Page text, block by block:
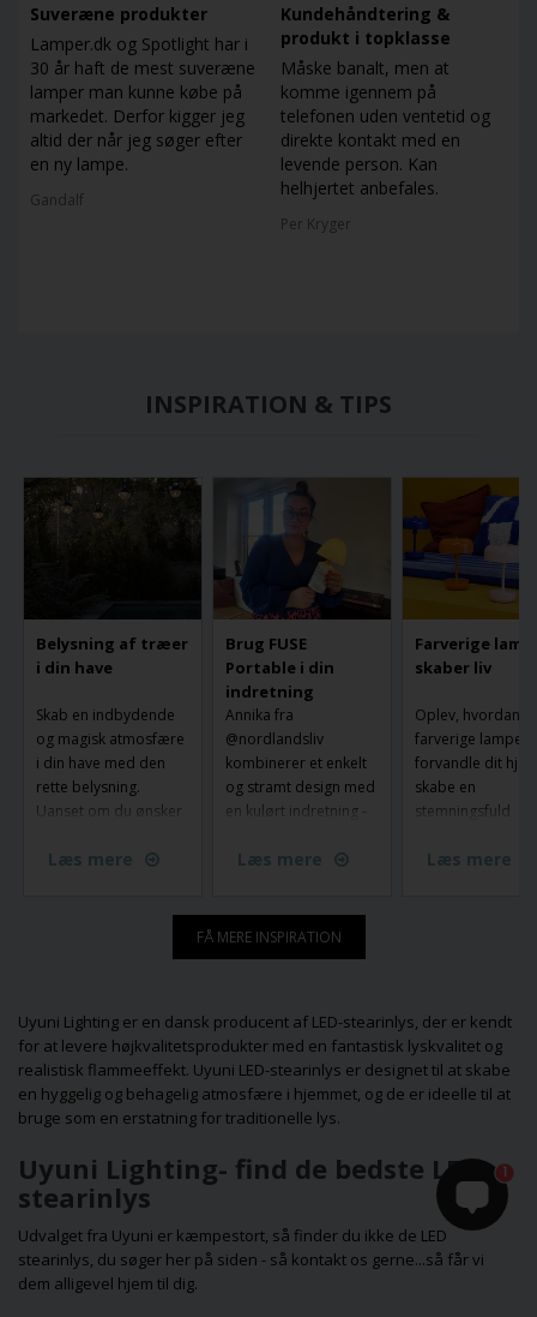
Suveræne produkter
Lamper.dk og Spotlight har i
30 år haft de mest suveræne
lamper man kunne købe på
markedet. Derfor kigger jeg
altid der når jeg søger efter
en ny lampe.
Gandalf
Kundehåndtering &
produkt i topklasse
Måske banalt, men at
komme igennem på
telefonen uden ventetid og
direkte kontakt med en
levende person. Kan
helhjertet anbefales.
Per Kryger
INSPIRATION & TIPS
Belysning af træer
i din have
Skab en indbydende
og magisk atmosfære
i din have med den
rette belysning.
Uanset om du ønsker
stier eller skabe
vælger den perfekte
belysning, der både
giver funktionalitet og
skaber en smuk,
hyggelig stemning, så
hele året rundt, selv
når vintermørket
Læs mere
Brug FUSE
Portable i din
indretning
Annika fra
@nordlandsliv
kombinerer et enkelt
og stramt design med
en kulørt indretning -
Portable fra Made by
Læs mere
Farverige
skaber liv
Oplev, hvordan
farverige lamper
forvandle dit
skabe en
stemningsfuld
unikke designs og
Lad dig inspirere
find den perfekte
farverige lampe,
passer til dine
Læs mere
FÅ MERE INSPIRATION
Uyuni Lighting er en dansk producent af LED-stearinlys, der er kendt
for at levere højkvalitetsprodukter med en fantastisk lyskvalitet og
realistisk flammeeffekt. Uyuni LED-stearinlys er designet til at skabe
en hyggelig og behagelig atmosfære i hjemmet, og de er ideelle til at
bruge som en erstatning for traditionelle lys.
Uyuni Lighting- find de bedste LED
stearinlys
Udvalget fra Uyuni er kæmpestort, så finder du ikke de LED
stearinlys, du søger her på siden - så kontakt os gerne...så får vi
dem alligevel hjem til dig.
1